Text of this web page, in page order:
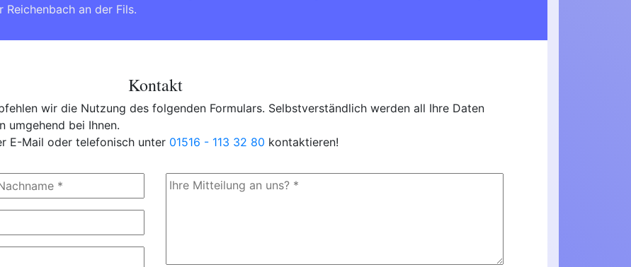
Reichenbach an der Fils.
Kontakt
wir die Nutzung des folgenden Formulars. Selbstverständlich werden all Ihre Daten
umgehend bei Ihnen.
E-Mail oder telefonisch unter 01516 - 113 32 80 kontaktieren!